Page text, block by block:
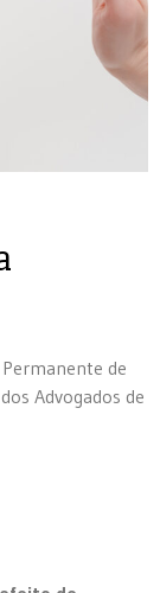
de
Advogados de